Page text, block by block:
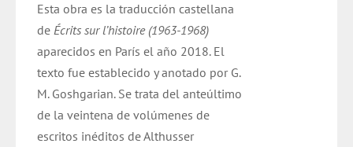
era:
$ 20.000.
es:
$ 18.000.
Esta obra es la traducción castellana
deÉcrits surl’histoire(1963-1968)
aparecidos en París el año 2018. El
textofueestablecido y anotado por G.
M. Goshgarian. Se trata del anteúltimo
de la veintena de volúmenes de
escritos inéditos deAlthusser